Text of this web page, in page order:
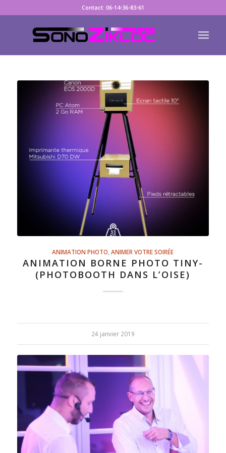
Contact: 06-14-36-83-61
ANIMATION PHOTO ,ANIMER VOTRE SOIRÉE
ANIMATION BORNE PHOTO TINY-
(PHOTOBOOTH DANS L’OISE)
24 janvier 2019